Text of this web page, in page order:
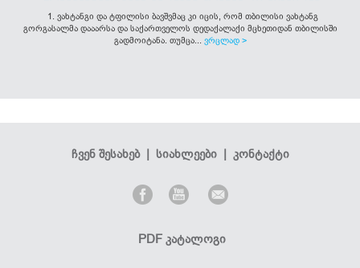
1. ვახტანგი და ტფილისი ბავშვმაც კი იცის, რომ თბილისი ვახტანგ
გორგასალმა დააარსა და საქართველოს დედაქალაქი მცხეთიდან თბილისში
გადმოიტანა. თუმცა... ვრცლად >
ჩვენ შესახებ| სიახლეები| კონტაქტი
PDF კატალოგი